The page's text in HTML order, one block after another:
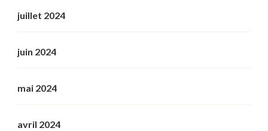
juillet 2024
juin 2024
mai 2024
avril 2024